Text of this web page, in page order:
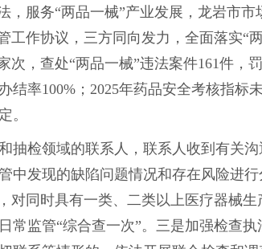
服务“两品一械”产业发展，龙岩市市
作协议，三方同向发力，全面落实“
，查处“两品一械”违法案件161件，
率100%；2025年药品安全考核指标
。
检领域的联系人，联系人收到有关沟
中发现的缺陷问题情况和存在风险进
对同时具有一类、二类以上医疗器械
监管“综合查一次”。三是加强检查